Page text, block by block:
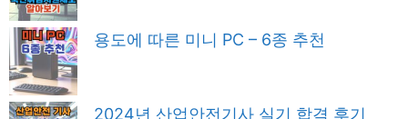
용도에 따른 미니 PC – 6종 추천
2024년 산업안전기사 실기 합격 후기